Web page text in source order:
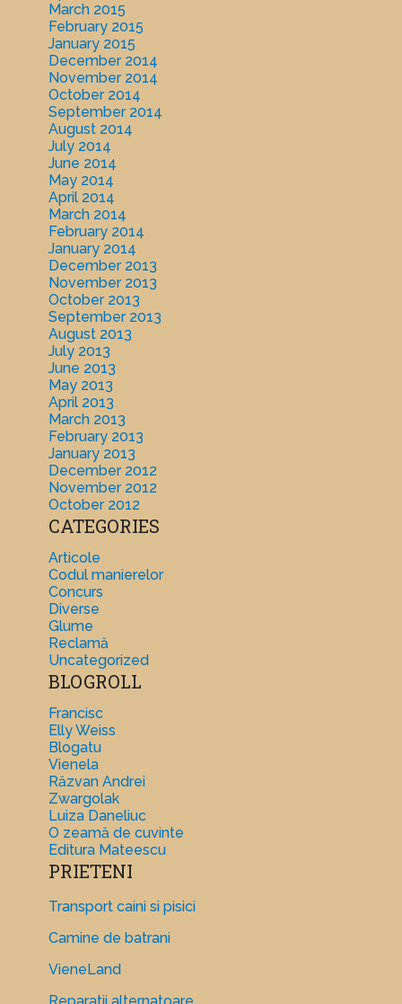
March 2015
February 2015
January 2015
December 2014
November 2014
October 2014
September 2014
August 2014
July 2014
June 2014
May 2014
April 2014
March 2014
February 2014
January 2014
December 2013
November 2013
October 2013
September 2013
August 2013
July 2013
June 2013
May 2013
April 2013
March 2013
February 2013
January 2013
December 2012
November 2012
October 2012
CATEGORIES
Articole
Codul manierelor
Concurs
Diverse
Glume
Reclamă
Uncategorized
BLOGROLL
Francisc
Elly Weiss
Blogatu
Vienela
Răzvan Andrei
Zwargolak
Luiza Daneliuc
O zeamă de cuvinte
Editura Mateescu
PRIETENI
Transport caini si pisici
Camine de batrani
VieneLand